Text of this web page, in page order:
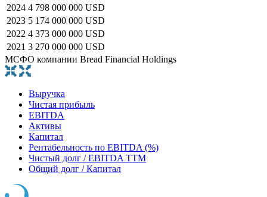
2024 4 798 000 000 USD
2023 5 174 000 000 USD
2022 4 373 000 000 USD
2021 3 270 000 000 USD
МСФО компании Bread Financial Holdings
Выручка
Чистая прибыль
EBITDA
Активы
Капитал
Рентабельность по EBITDA (%)
Чистый долг / EBITDA TTM
Общий долг / Капитал